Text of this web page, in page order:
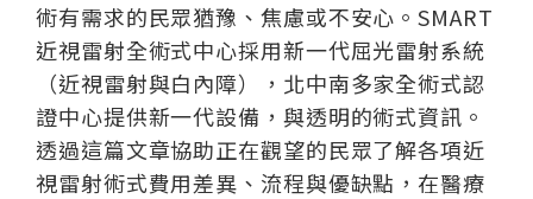
術有需求的民眾猶豫、焦慮或不安心。SMART
近視雷射全術式中心採用新一代屈光雷射系統
（近視雷射與白內障），北中南多家全術式認
證中心提供新一代設備，與透明的術式資訊。
透過這篇文章協助正在觀望的民眾了解各項近
視雷射術式費用差異、流程與優缺點，在醫療